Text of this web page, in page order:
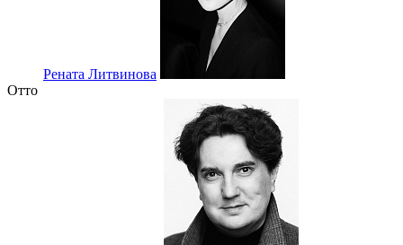
Рената Литвинова
Отто